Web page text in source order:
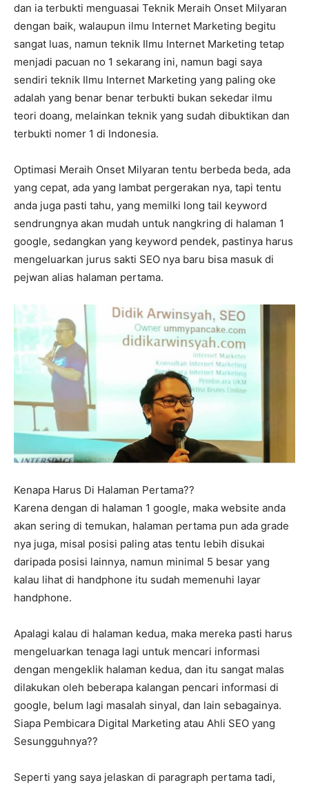
dan ia terbukti menguasai Teknik Meraih Onset Milyaran
dengan baik, walaupun ilmu Internet Marketing begitu
sangat luas, namun teknik Ilmu Internet Marketing tetap
menjadi pacuan no 1 sekarang ini, namun bagi saya
sendiri teknik Ilmu Internet Marketing yang paling oke
adalah yang benar benar terbukti bukan sekedar ilmu
teori doang, melainkan teknik yang sudah dibuktikan dan
terbukti nomer 1 di Indonesia.
Optimasi Meraih Onset Milyaran tentu berbeda beda, ada
yang cepat, ada yang lambat pergerakan nya, tapi tentu
anda juga pasti tahu, yang memilki long tail keyword
sendrungnya akan mudah untuk nangkring di halaman 1
google, sedangkan yang keyword pendek, pastinya harus
mengeluarkan jurus sakti SEO nya baru bisa masuk di
pejwan alias halaman pertama.
Kenapa Harus Di Halaman Pertama??
Karena dengan di halaman 1 google, maka website anda
akan sering di temukan, halaman pertama pun ada grade
nya juga, misal posisi paling atas tentu lebih disukai
daripada posisi lainnya, namun minimal 5 besar yang
kalau lihat di handphone itu sudah memenuhi layar
handphone.
Apalagi kalau di halaman kedua, maka mereka pasti harus
mengeluarkan tenaga lagi untuk mencari informasi
dengan mengeklik halaman kedua, dan itu sangat malas
dilakukan oleh beberapa kalangan pencari informasi di
google, belum lagi masalah sinyal, dan lain sebagainya.
Siapa Pembicara Digital Marketing atau Ahli SEO yang
Sesungguhnya??
Seperti yang saya jelaskan di paragraph pertama tadi,